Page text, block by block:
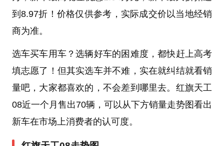
到8.97折！价格仅供参考，实际成交价以当地经销
商为准。
选车买车用车？选辆好车的困难度，都快赶上高考
填志愿了！但其实选车并不难，实在就纠结就看销
量吧，大家都喜欢的，不会差到哪里去。红旗天工
08近一个月售出70辆，可以从下方销量走势图看出
新车在市场上消费者的认可度。